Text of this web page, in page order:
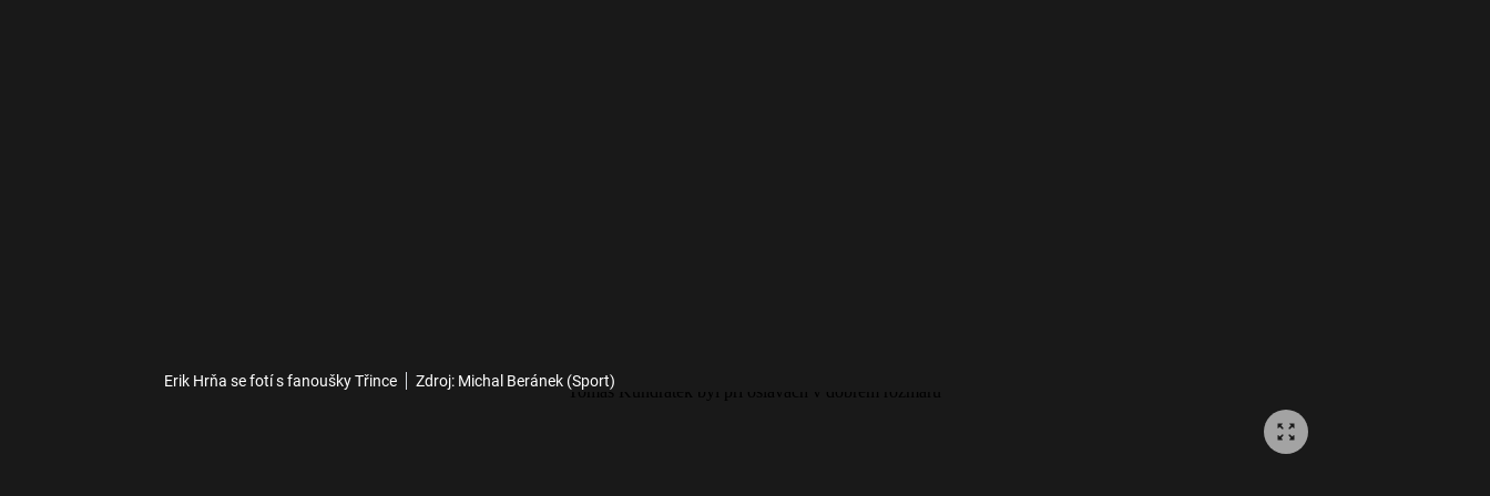
Erik Hrňa se fotí s fanoušky Třince Zdroj: Michal Beránek (Sport)